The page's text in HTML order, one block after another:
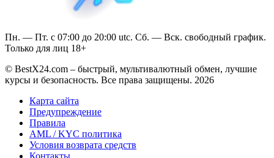
Пн. — Пт. с 07:00 до 20:00 utc. Сб. — Вск. свободный график.
Только для лиц 18+
© BestX24.com – быстрый, мультивалютный обмен, лучшие
курсы и безопасность. Все права защищены. 2026
Карта сайта
Предупреждение
Правила
AML / KYC политика
Условия возврата средств
Контакты